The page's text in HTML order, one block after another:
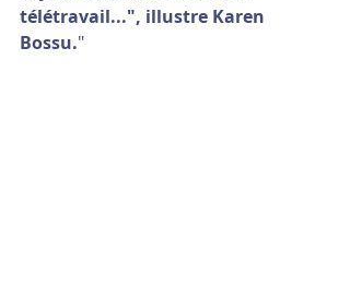
télétravail...", illustre Karen
Bossu."